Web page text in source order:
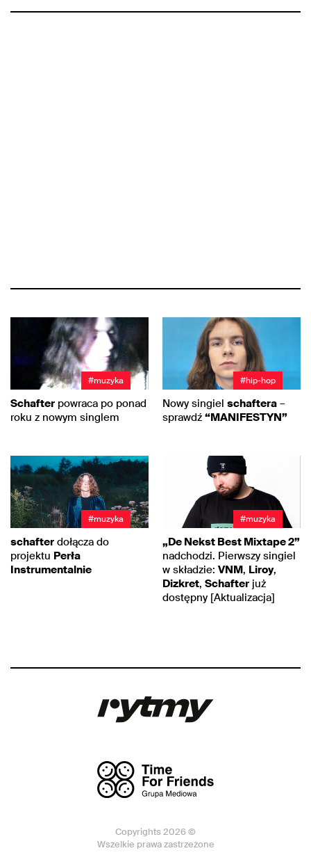
#muzyka
Schafter powraca po ponad
roku z nowym singlem
#hip-hop
Nowy singiel schaftera –
sprawdź “MANIFESTYN”
#muzyka
schafter dołącza do
projektu Perła
Instrumentalnie
#muzyka
„De Nekst Best Mixtape 2”
nadchodzi. Pierwszy singiel
w składzie: VNM, Liroy,
Dizkret, Schafter już
dostępny [Aktualizacja]
Copyrights 2026 ©
Wszelkie prawa zastrzeżone